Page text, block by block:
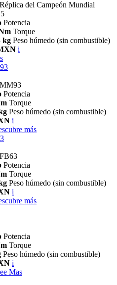
del Campeón Mundial
Potencia
Torque
kg Peso húmedo (sin combustible)
i
Potencia
Torque
Peso húmedo (sin combustible)
i
más
Potencia
Torque
Peso húmedo (sin combustible)
i
más
Potencia
Torque
Peso húmedo (sin combustible)
i
Mas